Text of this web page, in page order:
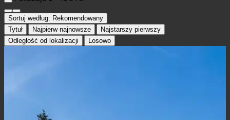
Sortuj według: Rekomendowany
Tytuł
Najpierw najnowsze
Najstarszy pierwszy
Odległość od lokalizacji
Losowo